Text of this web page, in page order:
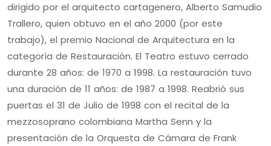
dirigido por el arquitecto cartagenero, Alberto Samudio
Trallero, quien obtuvo en el año 2000 (por este
trabajo), el premio Nacional de Arquitectura en la
categoría de Restauración. El Teatro estuvo cerrado
durante 28 años: de 1970 a 1998. La restauración tuvo
una duración de 11 años: de 1987 a 1998. Reabrió sus
puertas el 31 de Julio de 1998 con el recital de la
mezzosoprano colombiana Martha Senn y la
presentación de la Orquesta de Cámara de Frank